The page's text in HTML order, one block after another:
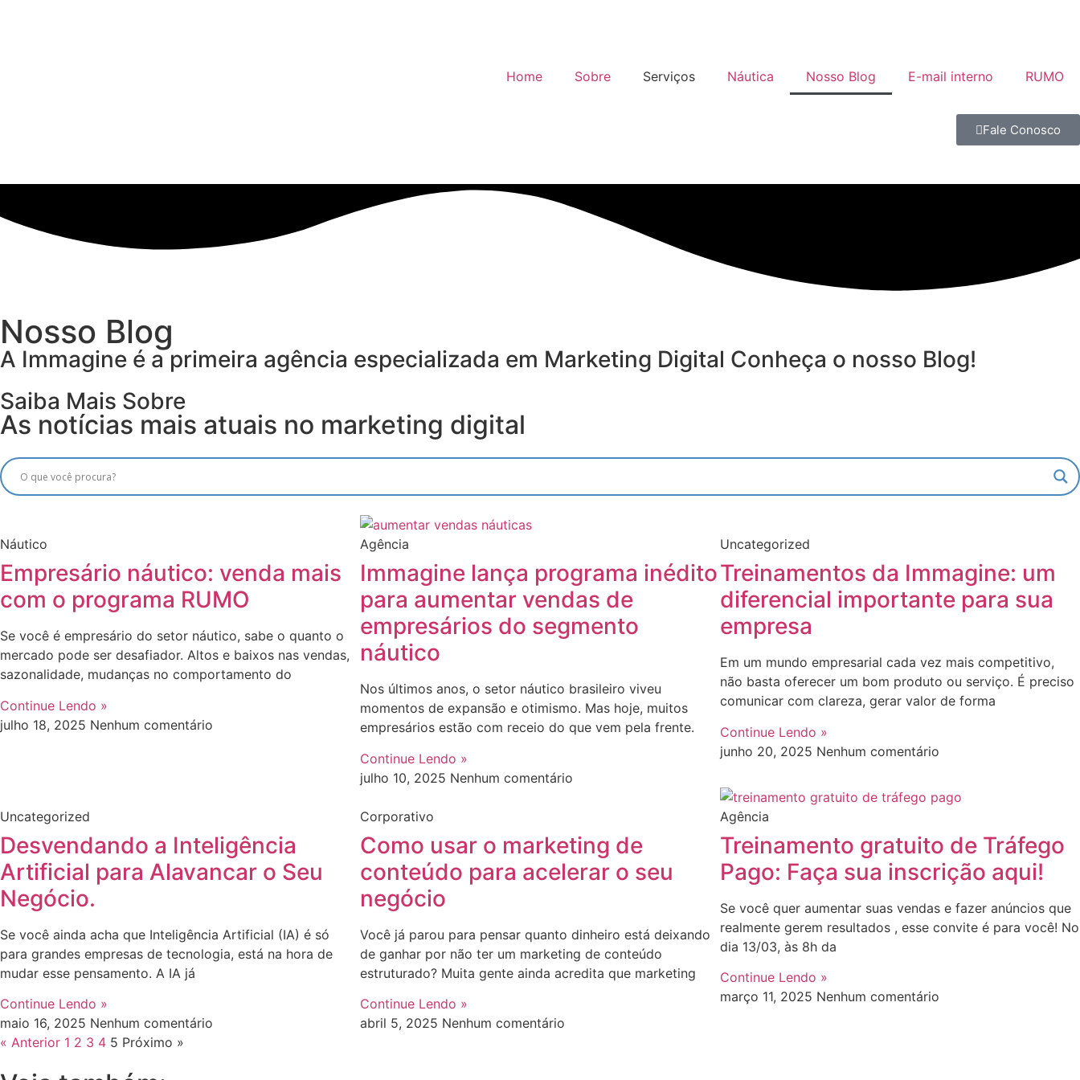
Home Sobre Serviços Náutica Nosso Blog E-mail interno RUMO
Fale Conosco
Nosso Blog
A Immagine é a primeira agência especializada em Marketing Digital Conheça o nosso Blog!
Saiba Mais Sobre
As notícias mais atuais no marketing digital
Náutico
Empresário náutico: venda mais
com o programa RUMO
Se você é empresário do setor náutico, sabe o quanto o
mercado pode ser desafiador. Altos e baixos nas vendas,
sazonalidade, mudanças no comportamento do
Continue Lendo »
julho 18, 2025 Nenhum comentário
Agência
Immagine lança programa inédito
para aumentar vendas de
empresários do segmento
náutico
Nos últimos anos, o setor náutico brasileiro viveu
momentos de expansão e otimismo. Mas hoje, muitos
empresários estão com receio do que vem pela frente.
Continue Lendo »
julho 10, 2025 Nenhum comentário
Uncategorized
Treinamentos da Immagine: um
diferencial importante para sua
empresa
Em um mundo empresarial cada vez mais competitivo,
não basta oferecer um bom produto ou serviço. É preciso
comunicar com clareza, gerar valor de forma
Continue Lendo »
junho 20, 2025 Nenhum comentário
Uncategorized
Desvendando a Inteligência
Artificial para Alavancar o Seu
Negócio.
Se você ainda acha que Inteligência Artificial (IA) é só
para grandes empresas de tecnologia, está na hora de
mudar esse pensamento. A IA já
Continue Lendo »
maio 16, 2025 Nenhum comentário
Corporativo
Como usar o marketing de
conteúdo para acelerar o seu
negócio
Você já parou para pensar quanto dinheiro está deixando
de ganhar por não ter um marketing de conteúdo
estruturado? Muita gente ainda acredita que marketing
Continue Lendo »
abril 5, 2025 Nenhum comentário
Agência
Treinamento gratuito de Tráfego
Pago: Faça sua inscrição aqui!
Se você quer aumentar suas vendas e fazer anúncios que
realmente gerem resultados , esse convite é para você! No
dia 13/03, às 8h da
Continue Lendo »
março 11, 2025 Nenhum comentário
« Anterior 1 2 3 4 5 Próximo »